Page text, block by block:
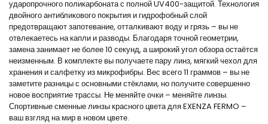
ударопрочного поликарбоната с полной UV400-защитой. Технология
двойного антибликового покрытия и гидрофобный слой
предотвращают запотевание, отталкивают воду и грязь – вы не
отвлекаетесь на капли и разводы. Благодаря точной геометрии,
замена занимает не более 10 секунд, а широкий угол обзора остаётся
неизменным. В комплекте вы получаете пару линз, мягкий чехол для
хранения и салфетку из микрофибры. Вес всего 11 граммов – вы не
заметите разницы с основными стёклами, но получите совершенно
новое восприятие трассы. Не меняйте очки – меняйте линзы.
Спортивные сменные линзы красного цвета для EXENZA FERMO –
ваш взгляд на мир в новом цвете.